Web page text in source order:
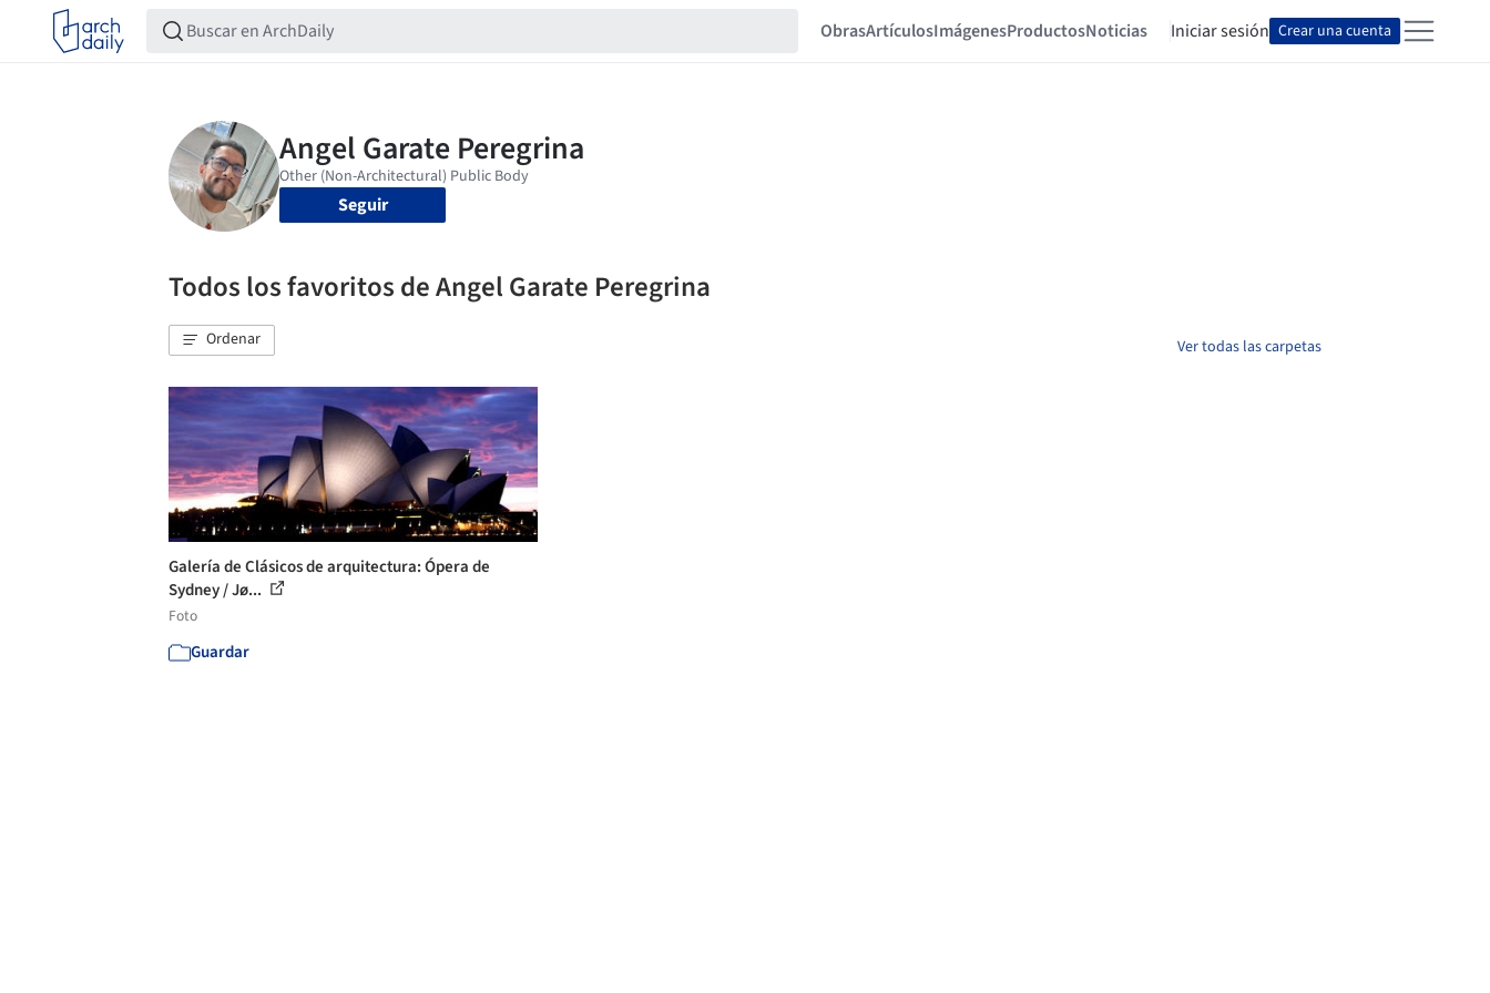
ObrasArtículosImágenesProductosNoticias Iniciar sesión Crear una cuenta
Seguir
Todos los favoritos de Angel Garate Peregrina
Ordenar Ver todas las carpetas
Galería de Clásicos de arquitectura: Ópera de
Sydney / Jø...
Foto
Guardar